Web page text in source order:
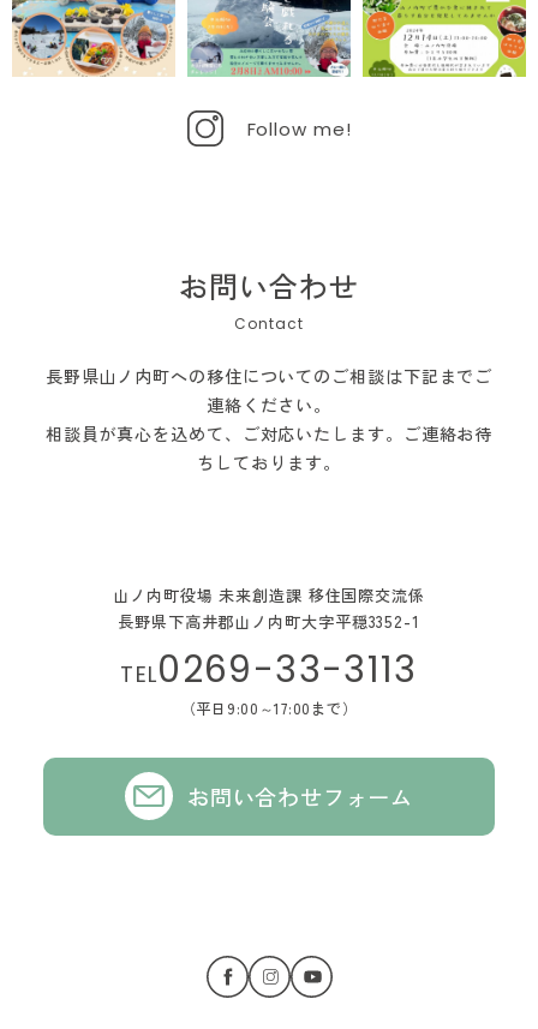
Follow me!
お問い合わせ
長野県山ノ内町への移住についてのご相談は下記までご
連絡ください。
相談員が真心を込めて、ご対応いたします。ご連絡お待
ちしております。
山ノ内町役場 未来創造課 移住国際交流係
長野県下高井郡山ノ内町大字平穏3352-1
TEL0269-33-3113
（平日9:00～17:00まで）
お問い合わせフォーム